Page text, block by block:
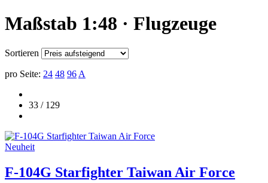
Maßstab 1:48 · Flugzeuge
Sortieren
pro Seite: 24 48 96 A
33 / 129
Neuheit
F-104G Starfighter Taiwan Air Force